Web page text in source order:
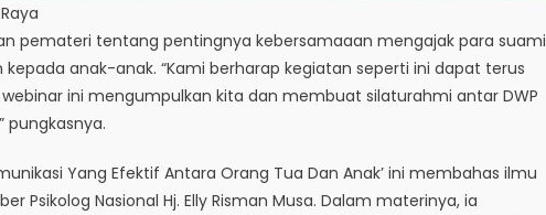
pemateri tentang pentingnya kebersamaaan mengajak para suami
anak-anak. “Kami berharap kegiatan seperti ini dapat terus
ini mengumpulkan kita dan membuat silaturahmi antar DWP
pungkasnya.
Yang Efektif Antara Orang Tua Dan Anak’ ini membahas ilmu
Psikolog Nasional Hj. Elly Risman Musa. Dalam materinya, ia